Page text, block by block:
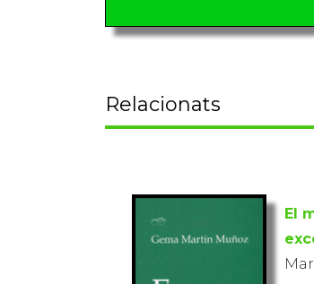
Relacionats
El